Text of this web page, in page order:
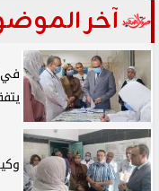
آخر
في